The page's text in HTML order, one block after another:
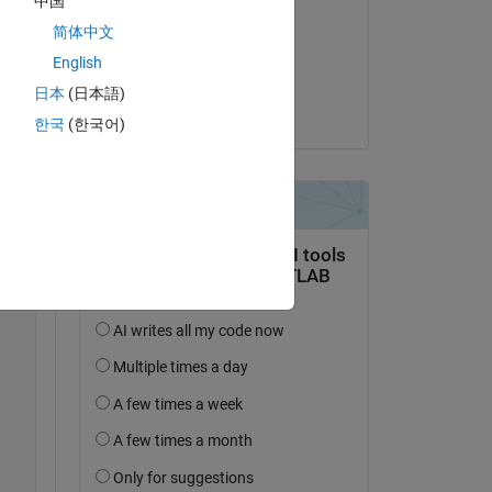
am 5 Jan. 2023
Akzeptiert:
简体中文
English
日本 (日本語)
한국 (한국어)